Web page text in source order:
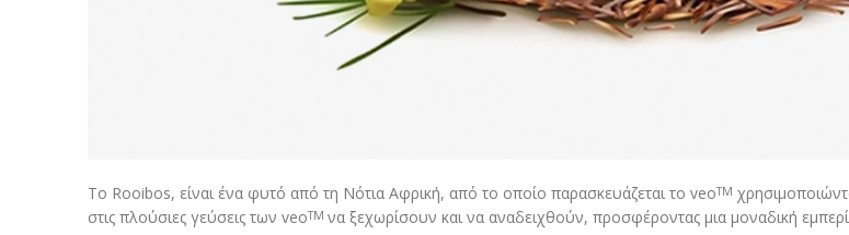
Το Rooibos, είναι ένα φυτό από τη Νότια Αφρική, από το οποίο παρασκευάζεται το veoTM
στις πλούσιες γεύσεις των veoTM να ξεχωρίσουν και να αναδειχθούν, προσφέροντας μια μοναδική